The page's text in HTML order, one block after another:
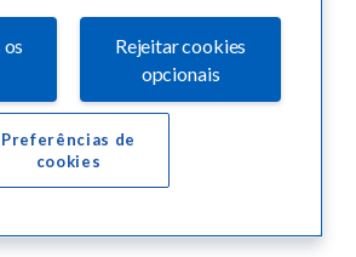
Rejeitar cookies
opcionais
Preferências de
cookies